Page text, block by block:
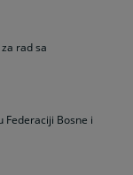
rad sa
Federaciji Bosne i